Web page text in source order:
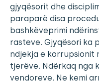
gjyqësorit dhe
paraparë disa
bashkëveprimi
rasteve. Gjyqësori ka
ndjekja e korrupsionit
tjerëve. Ndërkaq nga
vendoreve. Ne kemi